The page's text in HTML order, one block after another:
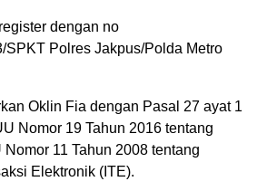
dengan no
SPKT Polres Jakpus/Polda Metro
Oklin Fia dengan Pasal 27 ayat 1
Nomor 19 Tahun 2016 tentang
11 Tahun 2008 tentang
Elektronik (ITE).